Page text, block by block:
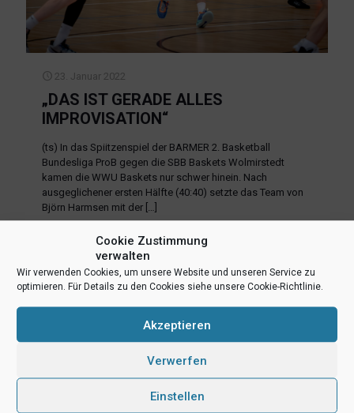
Cookie Zustimmung
verwalten
Wir verwenden Cookies, um unsere Website und unseren Service zu
optimieren. Für Details zu den Cookies siehe unsere Cookie-Richtlinie.
Akzeptieren
Verwerfen
Einstellen
23. Januar 2022
„DAS IST GERADE ALLES
IMPROVISATION“
(ts) In das Spiitzenspiel der BARMER 2. Basketball
Bundesliga ProB gegen die SBB Baskets Wolmirstedt
kamen die WWU Baskets nur schwer hinein. Nach
ausgeglichener ersten Hälfte (40:40) setzte das Team von
Björn Harmsen mit der […]